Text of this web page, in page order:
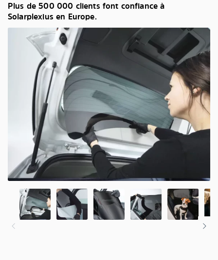
Plus de 500 000 clients font confiance à
Solarplexius en Europe.